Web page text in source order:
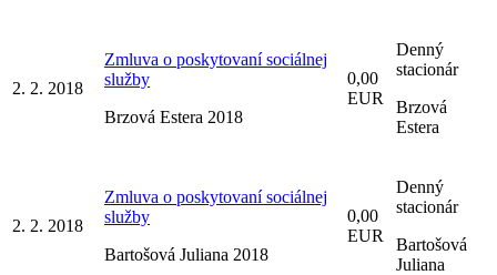
2. 2. 2018
Zmluva o poskytovaní sociálnej
služby
Brzová Estera 2018
0,00
EUR
Denný
stacionár
Brzová
Estera
2. 2. 2018
Zmluva o poskytovaní sociálnej
služby
Bartošová Juliana 2018
0,00
EUR
Denný
stacionár
Bartošová
Juliana